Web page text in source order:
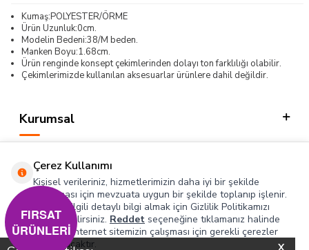
Kumaş:POLYESTER/ÖRME
Ürün Uzunluk:0cm.
Modelin Bedeni:38/M beden.
Manken Boyu:1.68cm.
Ürün renginde konsept çekimlerinden dolayı ton farklılığı olabilir.
Çekimlerimizde kullanılan aksesuarlar ürünlere dahil değildir.
Kurumsal
Hızlı Erişim
Sosyal
Adres & İletişim
Çerez Kullanımı
Kişisel verileriniz, hizmetlerimizin daha iyi bir şekilde
sunulması için mevzuata uygun bir şekilde toplanıp işlenir.
Konuyla ilgili detaylı bilgi almak için Gizlilik Politikamızı
inceleyebilirsiniz. Reddet seçeneğine tıklamanız halinde
yalnızca internet sitemizin çalışması için gerekli çerezler
kullanılacaktır.
FIRSAT
ÜRÜNLERİ